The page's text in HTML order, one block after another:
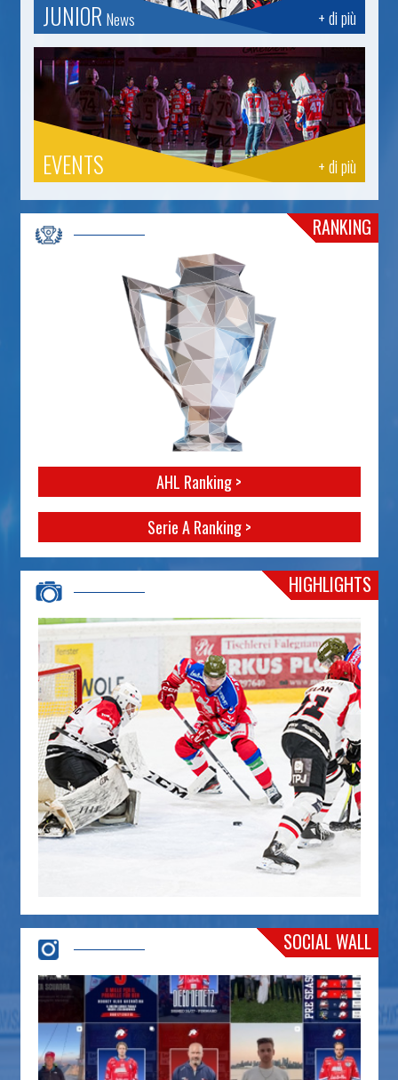
+ di più
JUNIOR News
+ di più
EVENTS
RANKING
AHL Ranking >
Serie A Ranking >
HIGHLIGHTS
SOCIAL WALL